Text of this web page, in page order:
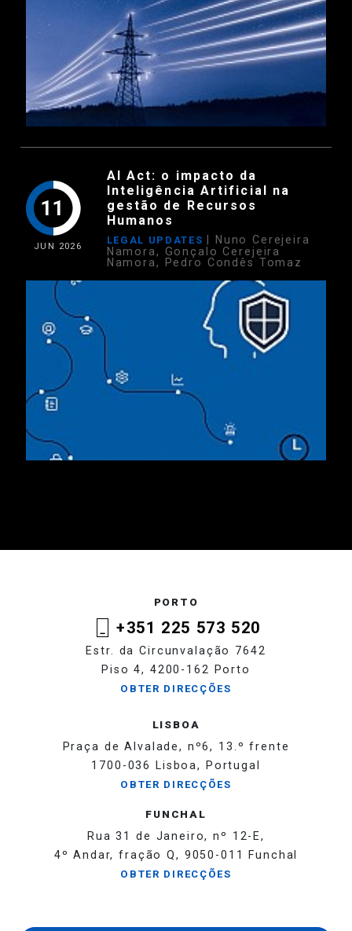
11
JUN 2026
AI Act: o impacto da
Inteligência Artificial na
gestão de Recursos
Humanos
LEGAL UPDATES | Nuno Cerejeira
Namora, Gonçalo Cerejeira
Namora, Pedro Condês Tomaz
PORTO
+351 225 573 520
Estr. da Circunvalação 7642
Piso 4, 4200-162 Porto
OBTER DIRECÇÕES
LISBOA
Praça de Alvalade, nº6, 13.º frente
1700-036 Lisboa, Portugal
OBTER DIRECÇÕES
FUNCHAL
Rua 31 de Janeiro, nº 12-E,
4º Andar, fração Q, 9050-011 Funchal
OBTER DIRECÇÕES